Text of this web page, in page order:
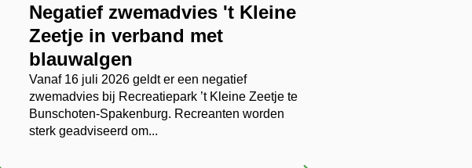
Negatief zwemadvies 't Kleine
Zeetje in verband met
blauwalgen
Vanaf 16 juli 2026 geldt er een negatief
zwemadvies bij Recreatiepark ’t Kleine Zeetje te
Bunschoten-Spakenburg. Recreanten worden
sterk geadviseerd om...